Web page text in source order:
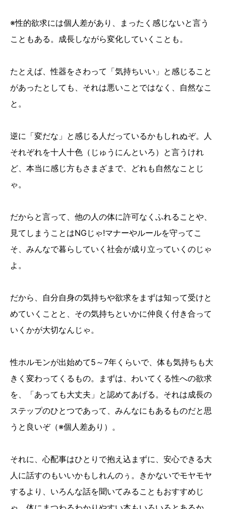
※性的欲求には個人差があり、まったく感じないと言う
こともある。成長しながら変化していくことも。
たとえば、性器をさわって「気持ちいい」と感じること
があったとしても、それは悪いことではなく、自然なこ
と。
逆に「変だな」と感じる人だっているかもしれぬぞ。人
それぞれを十人十色（じゅうにんといろ）と言うけれ
ど、本当に感じ方もさまざまで、どれも自然なことじ
ゃ。
だからと言って、他の人の体に許可なくふれることや、
見てしまうことはNGじゃ!マナーやルールを守ってこ
そ、みんなで暮らしていく社会が成り立っていくのじゃ
よ。
だから、自分自身の気持ちや欲求をまずは知って受けと
めていくことと、その気持ちといかに仲良く付き合って
いくかが大切なんじゃ。
性ホルモンが出始めて5～7年くらいで、体も気持ちも大
きく変わってくるもの。まずは、わいてくる性への欲求
を、「あっても大丈夫」と認めてあげる。それは成長の
ステップのひとつであって、みんなにもあるものだと思
うと良いぞ（※個人差あり）。
それに、心配事はひとりで抱え込まずに、安心できる大
人に話すのもいいかもしれんのぅ。きかないでモヤモヤ
するより、いろんな話を聞いてみることもおすすめじ